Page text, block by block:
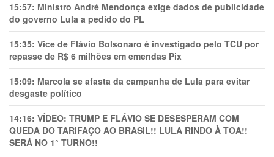
15:57: Ministro André Mendonça exige dados de publicidade
do governo Lula a pedido do PL
15:35: Vice de Flávio Bolsonaro é investigado pelo TCU por
repasse de R$ 6 milhões em emendas Pix
15:09: Marcola se afasta da campanha de Lula para evitar
desgaste político
14:16: VÍDEO: TRUMP E FLÁVIO SE DESESPERAM COM
QUEDA DO TARIFAÇO AO BRASIL!! LULA RINDO À TOA!!
SERÁ NO 1° TURNO!!